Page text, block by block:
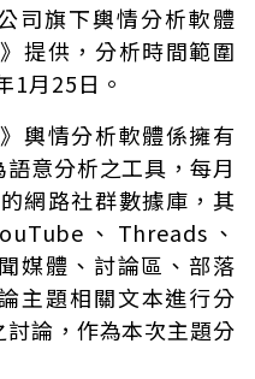
司旗下輿情分析軟體
提供，分析時間範圍
1月25日。
輿情分析軟體係擁有
意分析之工具，每月
網路社群數據庫，其
、Threads、
媒體、討論區、部落
主題相關文本進行分
論，作為本次主題分